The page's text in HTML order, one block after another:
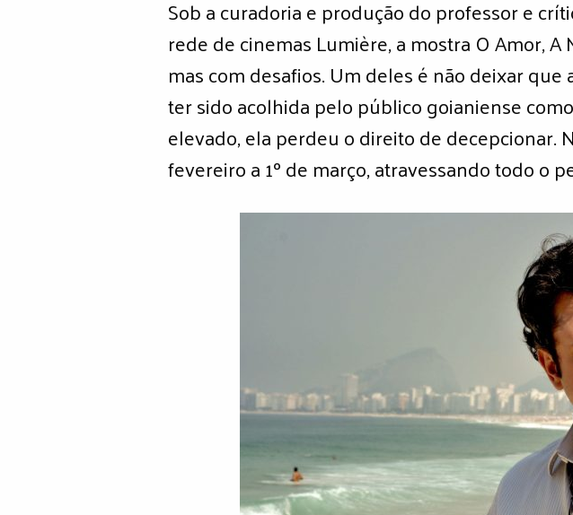
Sob a curadoria e produção do professor e
rede de cinemas Lumière, a mostra O Amor, A
mas com desafios. Um deles é não deixar
ter sido acolhida pelo público goianiense
elevado, ela perdeu o direito de decepcionar.
fevereiro a 1º de março, atravessando todo o